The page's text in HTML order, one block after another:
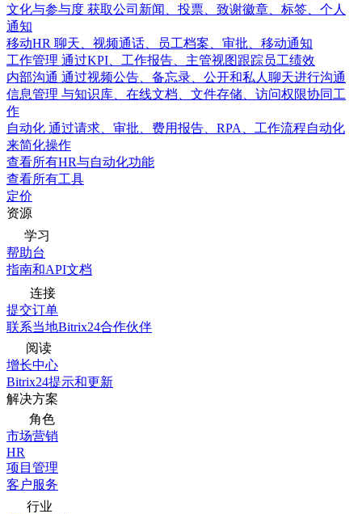
文化与参与度 获取公司新闻、投票、致谢徽章、标签、个人
通知
移动HR 聊天、视频通话、员工档案、审批、移动通知
工作管理 通过KPI、工作报告、主管视图跟踪员工绩效
内部沟通 通过视频公告、备忘录、公开和私人聊天进行沟通
信息管理 与知识库、在线文档、文件存储、访问权限协同工
作
自动化 通过请求、审批、费用报告、RPA、工作流程自动化
来简化操作
查看所有HR与自动化功能
查看所有工具
定价
资源
学习
帮助台
指南和API文档
连接
提交订单
联系当地Bitrix24合作伙伴
阅读
增长中心
Bitrix24提示和更新
解决方案
角色
市场营销
HR
项目管理
客户服务
行业